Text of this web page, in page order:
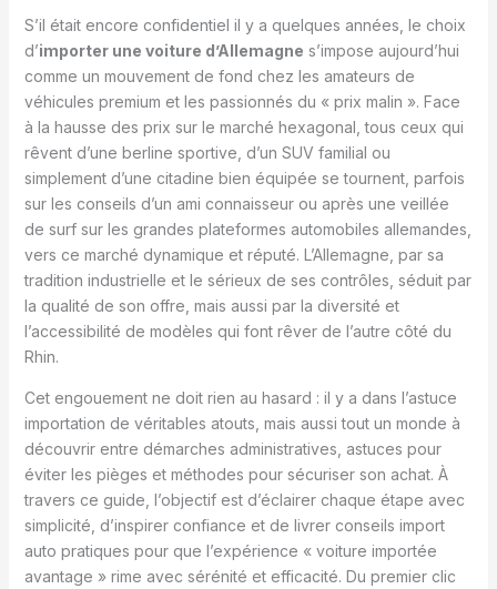
S’il était encore confidentiel il y a quelques années, le choix
d’importer une voiture d’Allemagne s’impose aujourd’hui
comme un mouvement de fond chez les amateurs de
véhicules premium et les passionnés du « prix malin ». Face
à la hausse des prix sur le marché hexagonal, tous ceux qui
rêvent d’une berline sportive, d’un SUV familial ou
simplement d’une citadine bien équipée se tournent, parfois
sur les conseils d’un ami connaisseur ou après une veillée
de surf sur les grandes plateformes automobiles allemandes,
vers ce marché dynamique et réputé. L’Allemagne, par sa
tradition industrielle et le sérieux de ses contrôles, séduit par
la qualité de son offre, mais aussi par la diversité et
l’accessibilité de modèles qui font rêver de l’autre côté du
Rhin.
Cet engouement ne doit rien au hasard : il y a dans l’astuce
importation de véritables atouts, mais aussi tout un monde à
découvrir entre démarches administratives, astuces pour
éviter les pièges et méthodes pour sécuriser son achat. À
travers ce guide, l’objectif est d’éclairer chaque étape avec
simplicité, d’inspirer confiance et de livrer conseils import
auto pratiques pour que l’expérience « voiture importée
avantage » rime avec sérénité et efficacité. Du premier clic